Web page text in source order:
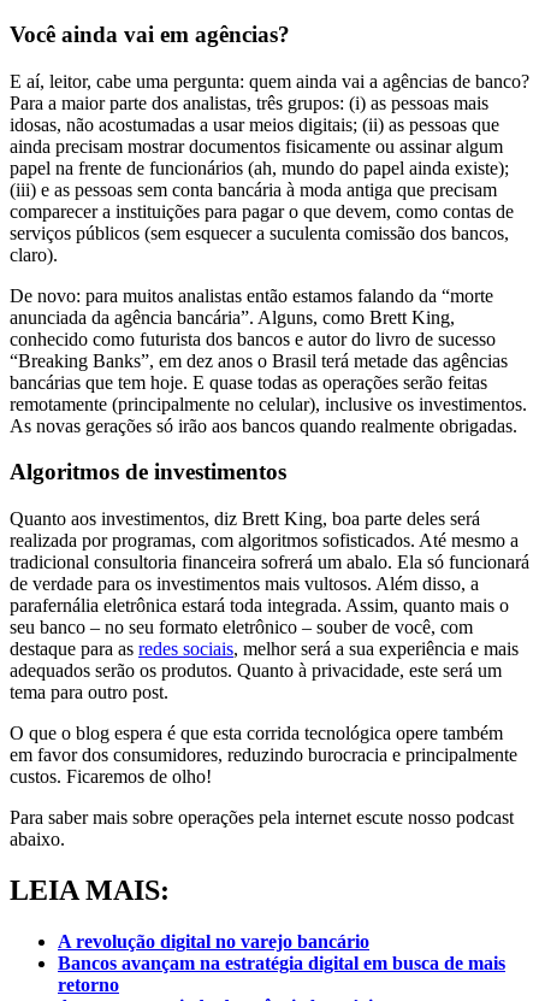
Você ainda vai em agências?
E aí, leitor, cabe uma pergunta: quem ainda vai a agências de banco?
Para a maior parte dos analistas, três grupos: (i) as pessoas mais
idosas, não acostumadas a usar meios digitais; (ii) as pessoas que
ainda precisam mostrar documentos fisicamente ou assinar algum
papel na frente de funcionários (ah, mundo do papel ainda existe);
(iii) e as pessoas sem conta bancária à moda antiga que precisam
comparecer a instituições para pagar o que devem, como contas de
serviços públicos (sem esquecer a suculenta comissão dos bancos,
claro).
De novo: para muitos analistas então estamos falando da “morte
anunciada da agência bancária”. Alguns, como Brett King,
conhecido como futurista dos bancos e autor do livro de sucesso
“Breaking Banks”, em dez anos o Brasil terá metade das agências
bancárias que tem hoje. E quase todas as operações serão feitas
remotamente (principalmente no celular), inclusive os investimentos.
As novas gerações só irão aos bancos quando realmente obrigadas.
Algoritmos de investimentos
Quanto aos investimentos, diz Brett King, boa parte deles será
realizada por programas, com algoritmos sofisticados. Até mesmo a
tradicional consultoria financeira sofrerá um abalo. Ela só funcionará
de verdade para os investimentos mais vultosos. Além disso, a
parafernália eletrônica estará toda integrada. Assim, quanto mais o
seu banco – no seu formato eletrônico – souber de você, com
destaque para as redes sociais, melhor será a sua experiência e mais
adequados serão os produtos. Quanto à privacidade, este será um
tema para outro post.
O que o blog espera é que esta corrida tecnológica opere também
em favor dos consumidores, reduzindo burocracia e principalmente
custos. Ficaremos de olho!
Para saber mais sobre operações pela internet escute nosso podcast
abaixo.
LEIA MAIS:
A revolução digital no varejo bancário
Bancos avançam na estratégia digital em busca de mais
retorno